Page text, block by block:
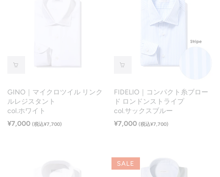
GINO｜マイクロツイル リンク
ルレジスタント
col.ホワイト
¥7,000 (税込¥7,700)
FIDELIO｜コンパクト糸ブロー
ド ロンドンストライプ
col.サックスブルー
¥7,000 (税込¥7,700)
SALE